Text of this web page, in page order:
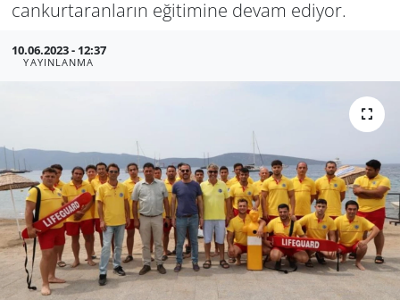
cankurtaranların eğitimine devam ediyor.
10.06.2023 - 12:37
YAYINLANMA
KÜLTÜR SANAT
MAGAZİN
POLİTİKA